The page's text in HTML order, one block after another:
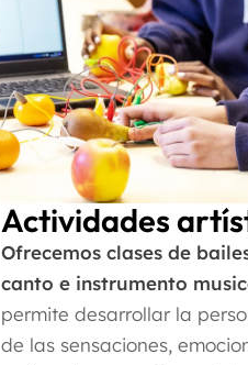
Actividades
Ofrecemos clases de
canto e instrumento
permite desarrollar la
de las sensaciones,